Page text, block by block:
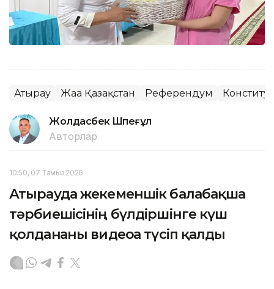
Атырау Жаңа Қазақстан Референдум
Жолдасбек Шөпеғұл
Авторлар
10:50, 07 Тамыз 2026
Атырауда жекеменшік балабақша
тәрбиешісінің бүлдіршінге күш
қолданғаны видеоға түсіп қалды